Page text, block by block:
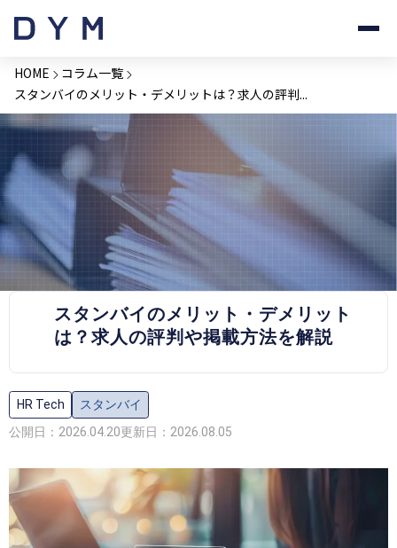
HOME
コラム一覧
スタンバイのメリット・デメリットは？求人の評判...
PRESS RELEASE
スタンバイのメリット・デメリット
は？求人の評判や掲載方法を解説
HR Tech
スタンバイ
公開日：2026.04.20更新日：2026.08.05